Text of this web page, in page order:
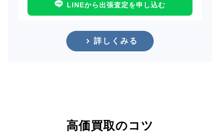
LINEから出張査定を申し込む
詳しくみる
高価買取のコツ